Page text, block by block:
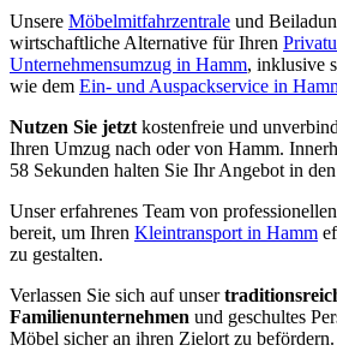
Unsere Möbelmitfahrzentrale und
wirtschaftliche Alternative für Ihren
Unternehmensumzug in Hamm, inklusive
wie dem Ein- und Auspackservice in
Nutzen Sie jetzt kostenfreie und
Ihren Umzug nach oder von Hamm.
58 Sekunden halten Sie Ihr Angebot in
Unser erfahrenes Team von professionellen
bereit, um Ihren Kleintransport in Hamm
zu gestalten.
Verlassen Sie sich auf unser
Familienunternehmen und geschultes
Möbel sicher an ihren Zielort zu befördern.